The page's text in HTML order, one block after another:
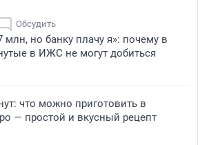
Обсудить
но банку плачу я»: почему в
в ИЖС не могут добиться
что можно приготовить в
— простой и вкусный рецепт